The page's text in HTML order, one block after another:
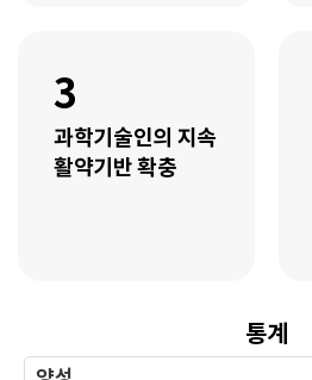
3
과학기술인의 지속
활약기반 확충
통계